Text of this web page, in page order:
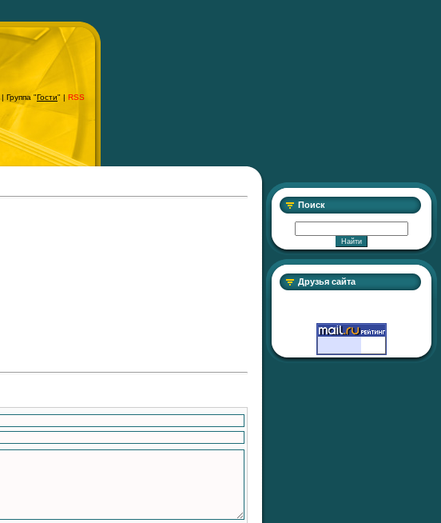
| Группа "Гости" | RSS
Поиск
Друзья сайта